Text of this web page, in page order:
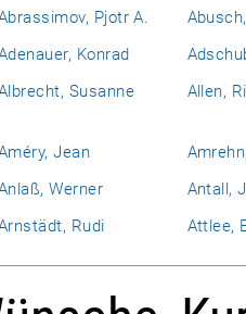
Pjotr A.
Konrad
Susanne
Allen,
Jean
Werner
Antall,
Rudi
Attlee,